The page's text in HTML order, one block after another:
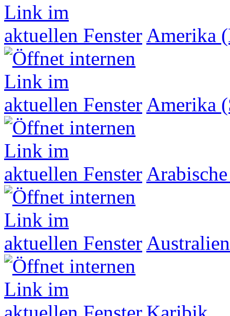
Amerika
Amerika
Australien